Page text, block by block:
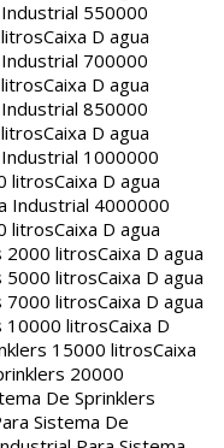
550000
Caixa D agua
700000
Caixa D agua
850000
Caixa D agua
Industrial 1000000
litrosCaixa D agua
Industrial 4000000
litrosCaixa D agua
2000 litrosCaixa D agua
5000 litrosCaixa D agua
7000 litrosCaixa D agua
10000 litrosCaixa D
15000 litrosCaixa
20000
De Sprinklers
Sistema De